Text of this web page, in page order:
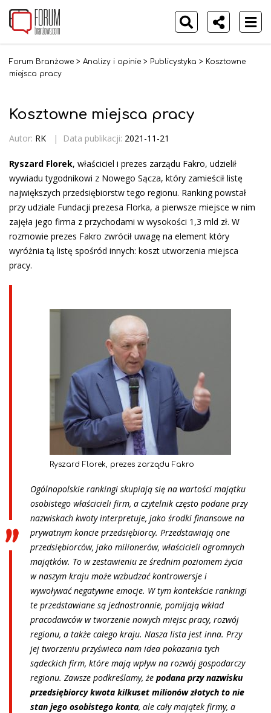
Forum Branżowe > Analizy i opinie > Publicystyka > Kosztowne
miejsca pracy
Kosztowne miejsca pracy
Autor: RK | Data publikacji: 2021-11-21
Ryszard Florek, właściciel i prezes zarządu Fakro, udzielił
wywiadu tygodnikowi z Nowego Sącza, który zamieścił listę
największych przedsiębiorstw tego regionu. Ranking powstał
przy udziale Fundacji prezesa Florka, a pierwsze miejsce w nim
zajęła jego firma z przychodami w wysokości 1,3 mld zł. W
rozmowie prezes Fakro zwrócił uwagę na element który
wyróżnia tą listę spośród innych: koszt utworzenia miejsca
pracy.
Ryszard Florek, prezes zarządu Fakro
Ogólnopolskie rankingi skupiają się na wartości majątku
osobistego właścicieli firm, a czytelnik często podane przy
nazwiskach kwoty interpretuje, jako środki finansowe na
prywatnym koncie przedsiębiorcy. Przedstawiają one
przedsiębiorców, jako milionerów, właścicieli ogromnych
majątków. To w zestawieniu ze średnim poziomem życia
w naszym kraju może wzbudzać kontrowersje i
wywoływać negatywne emocje. W tym kontekście rankingi
te przedstawiane są jednostronnie, pomijają wkład
pracodawców w tworzenie nowych miejsc pracy, rozwój
regionu, a także całego kraju. Nasza lista jest inna. Przy
jej tworzeniu przyświeca nam idea pokazania tych
sądeckich firm, które mają wpływ na rozwój gospodarczy
regionu. Zawsze podkreślamy, że podana przy nazwisku
przedsiębiorcy kwota kilkuset milionów złotych to nie
stan jego osobistego konta, ale cały majątek firmy, a